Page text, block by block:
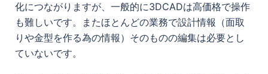
化につながりますが、一般的に3DCADは高価格で操作
も難しいです。またほとんどの業務で設計情報（面取
りや金型を作る為の情報）そのものの編集は必要とし
ていないです。